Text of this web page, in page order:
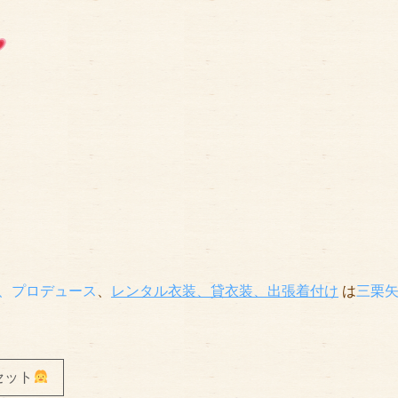
プロデュース レンタル衣装、貸衣装 、出張着付け は三栗矢
ト